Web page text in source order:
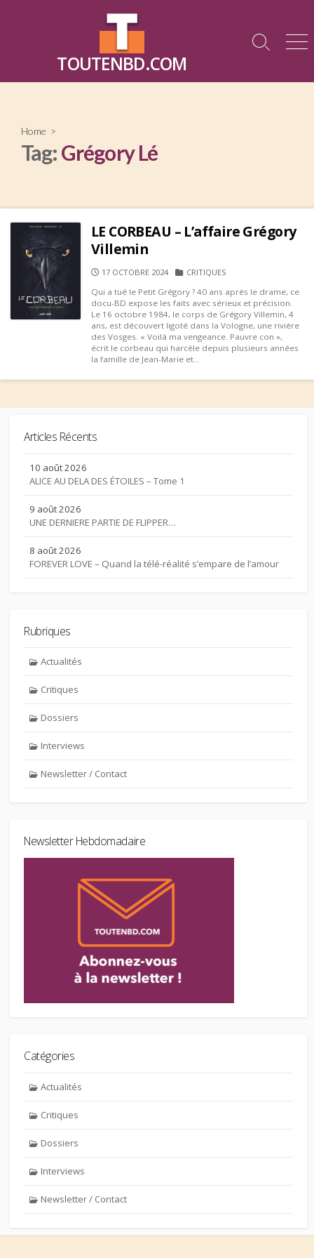
TOUTENBD.COM
Search
Home >
Tag:Grégory Lé
LE CORBEAU – L’affaire Grégory
Villemin
PUBLISHED
17 OCTOBRE 2024 CATEGORIES
CRITIQUES
Qui a tué le Petit Grégory ? 40 ans après le drame, ce
docu-BD expose les faits avec sérieux et précision.
Le 16 octobre 1984, le corps de Grégory Villemin, 4
ans, est découvert ligoté dans la Vologne, une rivière
des Vosges. « Voilà ma vengeance. Pauvre con »,
écrit le corbeau qui harcèle depuis plusieurs années
la famille de Jean-Marie et...
Articles Récents
10 août 2026
ALICE AU DELA DES ÉTOILES – Tome 1
9 août 2026
UNE DERNIERE PARTIE DE FLIPPER…
8 août 2026
FOREVER LOVE – Quand la télé-réalité s’empare de l’amour
Rubriques
Actualités
Critiques
Dossiers
Interviews
Newsletter / Contact
Newsletter Hebdomadaire
Catégories
Actualités
Critiques
Dossiers
Interviews
Newsletter / Contact